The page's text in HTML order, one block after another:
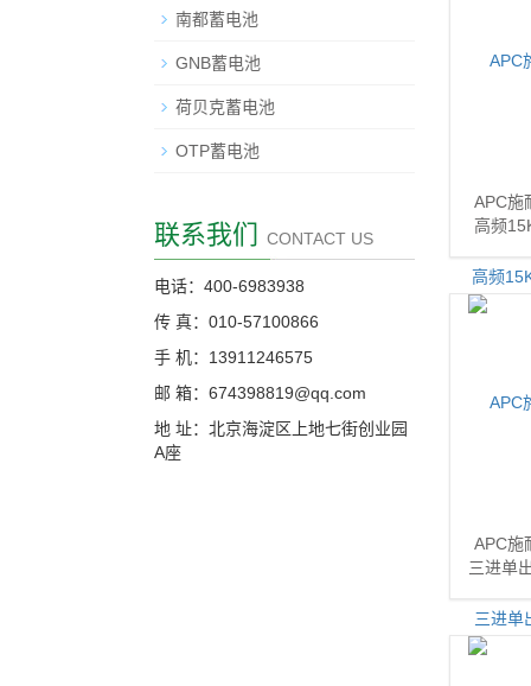
APC施
高频
APC施
三进单
南都蓄电池
GNB蓄电池
荷贝克蓄电池
OTP蓄电池
联系我们 CONTACT US
电话：400-6983938
传 真：010-57100866
手 机：13911246575
邮 箱：674398819@qq.com
地 址：北京海淀区上地七街创业园
A座